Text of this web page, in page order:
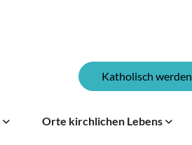
Katholisch werden
Orte kirchlichen Lebens